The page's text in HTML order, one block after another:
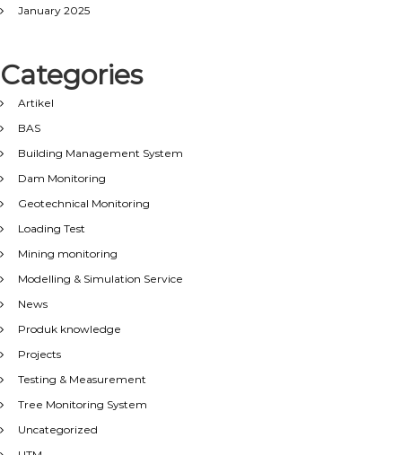
January 2025
Categories
Artikel
BAS
Building Management System
Dam Monitoring
Geotechnical Monitoring
Loading Test
Mining monitoring
Modelling & Simulation Service
News
Produk knowledge
Projects
Testing & Measurement
Tree Monitoring System
Uncategorized